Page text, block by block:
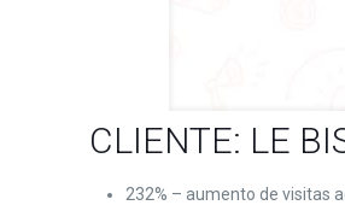
CLIENTE: LE
232% – aumento de visitas